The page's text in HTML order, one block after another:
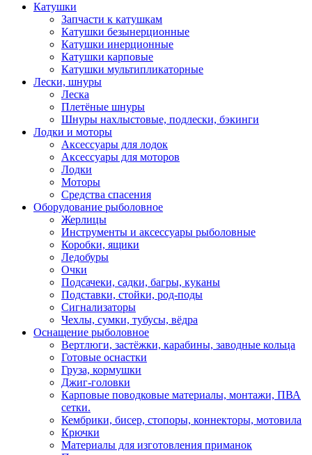
Катушки
Запчасти к катушкам
Катушки безынерционные
Катушки инерционные
Катушки карповые
Катушки мультипликаторные
Лески, шнуры
Леска
Плетёные шнуры
Шнуры нахлыстовые, подлески, бэкинги
Лодки и моторы
Аксессуары для лодок
Аксессуары для моторов
Лодки
Моторы
Средства спасения
Оборудование рыболовное
Жерлицы
Инструменты и аксессуары рыболовные
Коробки, ящики
Ледобуры
Очки
Подсачеки, садки, багры, куканы
Подставки, стойки, род-поды
Сигнализаторы
Чехлы, сумки, тубусы, вёдра
Оснащение рыболовное
Вертлюги, застёжки, карабины, заводные кольца
Готовые оснастки
Груза, кормушки
Джиг-головки
Карповые поводковые материалы, монтажи, ПВА
сетки.
Кембрики, бисер, стопоры, коннекторы, мотовила
Крючки
Материалы для изготовления приманок